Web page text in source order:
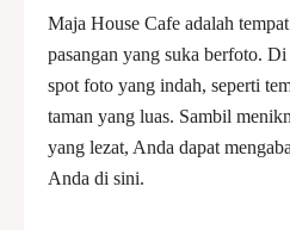
Maja House Cafe adalah
pasangan yang suka berfoto.
spot foto yang indah, seperti
taman yang luas. Sambil
yang lezat, Anda dapat
Anda di sini.